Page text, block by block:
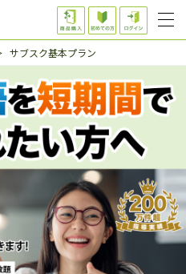
サブスク基本プラン